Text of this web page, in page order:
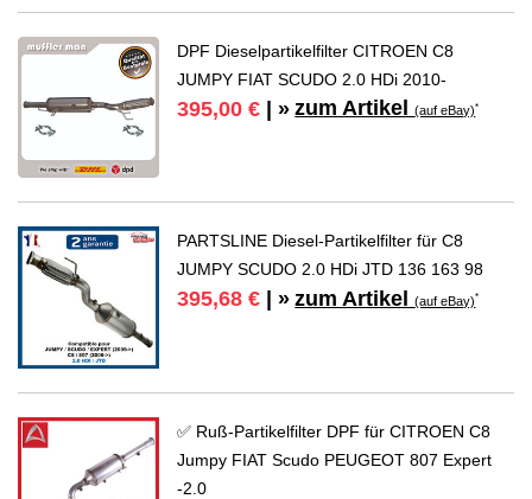
DPF Dieselpartikelfilter CITROEN C8
JUMPY FIAT SCUDO 2.0 HDi 2010-
395,00 € | » zum Artikel(auf eBay)*
PARTSLINE Diesel-Partikelfilter für C8
JUMPY SCUDO 2.0 HDi JTD 136 163 98
395,68 € | » zum Artikel(auf eBay)*
✅ Ruß-Partikelfilter DPF für CITROEN C8
Jumpy FIAT Scudo PEUGEOT 807 Expert
-2.0